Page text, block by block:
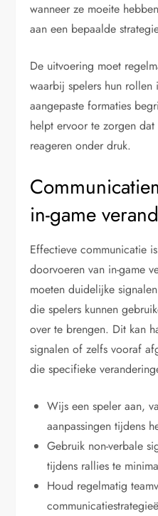
wanneer ze moeite
aan een bepaalde
De uitvoering moet
waarbij spelers hun rollen
aangepaste formaties
helpt ervoor te zorgen
reageren onder druk.
in-game
Effectieve communicatie
doorvoeren van in-game
moeten duidelijke
die spelers kunnen
over te brengen. Dit kan
signalen of zelfs vooraf
die specifieke
Wijs een speler aan,
aanpassingen tijdens
Gebruik non-verbale
tijdens rallies te
Houd regelmatig